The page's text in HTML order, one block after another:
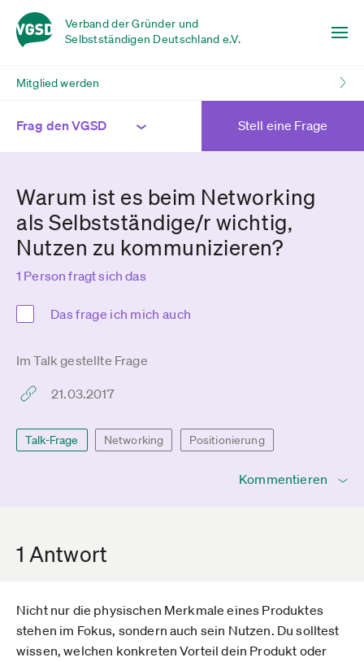
Verband der Gründer und
Selbstständigen Deutschland e.V.
Mitglied werden
Frag den VGSD Stell eine Frage
Warum ist es beim Networking
als Selbstständige/r wichtig,
Nutzen zu kommunizieren?
1 Person fragt sich das
Das frage ich mich auch
Im Talk gestellte Frage
21.03.2017
Talk-Frage Networking Positionierung
Kommentieren
1 Antwort
Nicht nur die physischen Merkmale eines Produktes
stehen im Fokus, sondern auch sein Nutzen. Du solltest
wissen, welchen konkreten Vorteil dein Produkt oder